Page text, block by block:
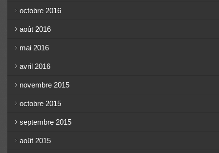
octobre 2016
août 2016
mai 2016
avril 2016
novembre 2015
octobre 2015
septembre 2015
août 2015